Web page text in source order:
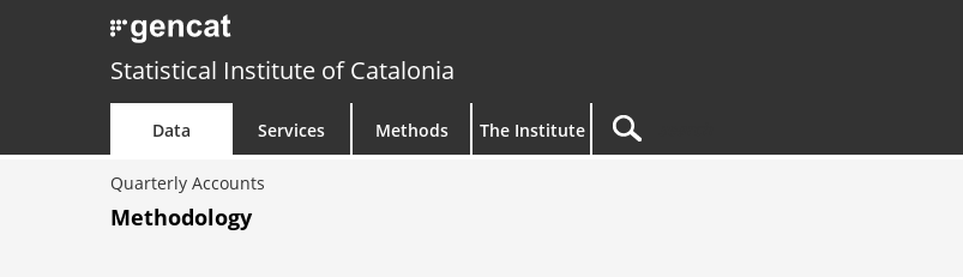
Statistical Institute of Catalonia
Data Services Methods The Institute
Quarterly Accounts
Methodology